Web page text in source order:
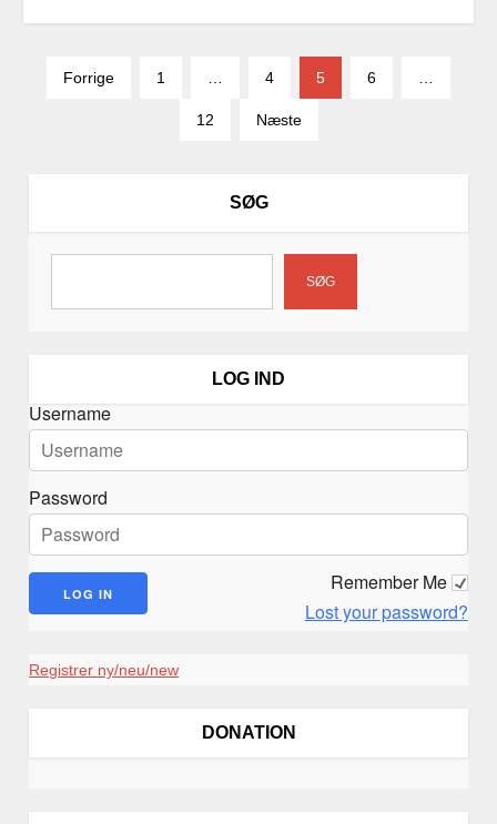
l
n
g
Forrige 1 4 5 6
12 Næste
SØG
SØG
LOG IND
Username
Password
Remember Me
Lost your password?
Registrer ny/neu/new
DONATION